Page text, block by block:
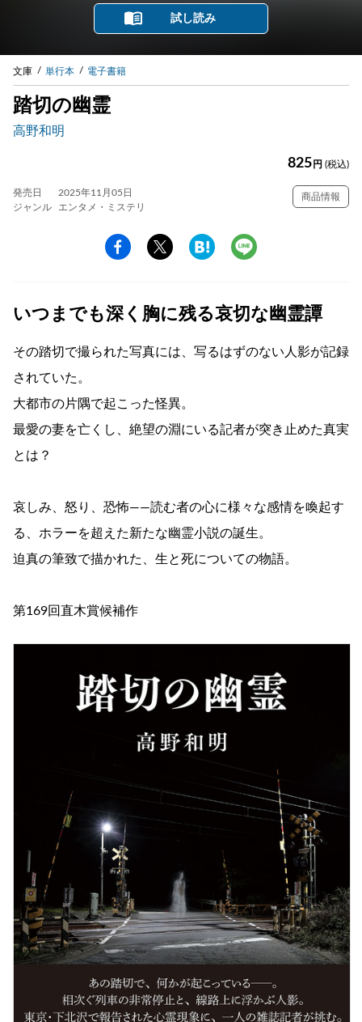
試し読み
文庫 単行本 電子書籍
踏切の幽霊
高野和明
825 円 (税込)
発売日
2025年11月05日
ジャンル
エンタメ・ミステリ
商品情報
いつまでも深く胸に残る哀切な幽霊譚
その踏切で撮られた写真には、写るはずのない人影が記録
されていた。
大都市の片隅で起こった怪異。
最愛の妻を亡くし、絶望の淵にいる記者が突き止めた真実
とは？
哀しみ、怒り、恐怖――読む者の心に様々な感情を喚起す
る、ホラーを超えた新たな幽霊小説の誕生。
迫真の筆致で描かれた、生と死についての物語。
第169回直木賞候補作